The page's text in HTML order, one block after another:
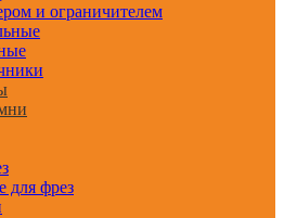
и ограничителем
для фрез